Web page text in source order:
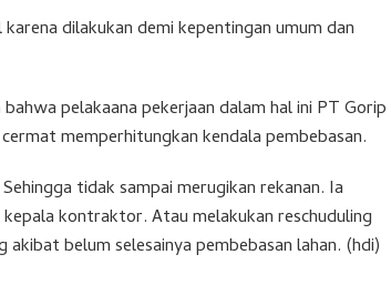
dilakukan demi kepentingan umum dan
pelakaana pekerjaan dalam hal ini PT Gorip
memperhitungkan kendala pembebasan.
tidak sampai merugikan rekanan. Ia
kontraktor. Atau melakukan reschuduling
belum selesainya pembebasan lahan. (hdi)